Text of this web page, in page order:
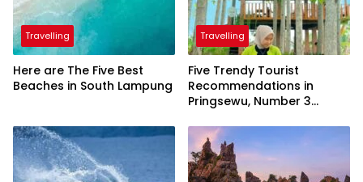
Travelling
Here are The Five Best
Beaches in South Lampung
Travelling
Five Trendy Tourist
Recommendations in
Pringsewu, Number 3
President